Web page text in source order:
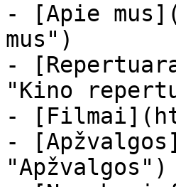
- [Apie
mus")
-
"Kino
-
-
"Apžvalgos")